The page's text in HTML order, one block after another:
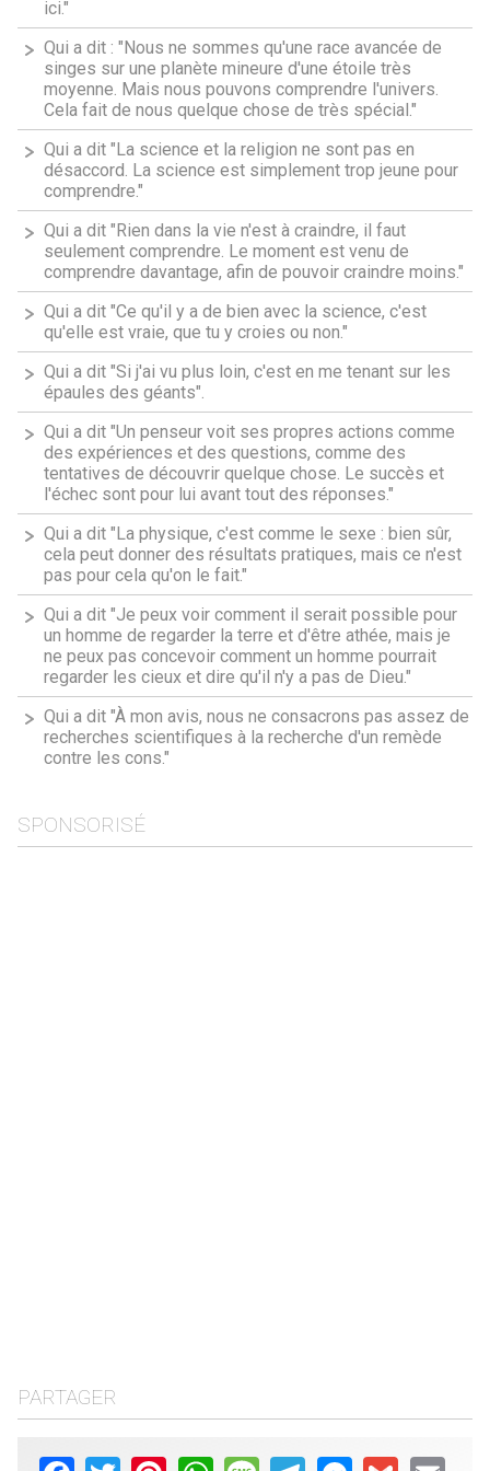
ici."
Qui a dit : "Nous ne sommes qu'une race avancée de
singes sur une planète mineure d'une étoile très
moyenne. Mais nous pouvons comprendre l'univers.
Cela fait de nous quelque chose de très spécial."
Qui a dit "La science et la religion ne sont pas en
désaccord. La science est simplement trop jeune pour
comprendre."
Qui a dit "Rien dans la vie n'est à craindre, il faut
seulement comprendre. Le moment est venu de
comprendre davantage, afin de pouvoir craindre moins."
Qui a dit "Ce qu'il y a de bien avec la science, c'est
qu'elle est vraie, que tu y croies ou non."
Qui a dit "Si j'ai vu plus loin, c'est en me tenant sur les
épaules des géants".
Qui a dit "Un penseur voit ses propres actions comme
des expériences et des questions, comme des
tentatives de découvrir quelque chose. Le succès et
l'échec sont pour lui avant tout des réponses."
Qui a dit "La physique, c'est comme le sexe : bien sûr,
cela peut donner des résultats pratiques, mais ce n'est
pas pour cela qu'on le fait."
Qui a dit "Je peux voir comment il serait possible pour
un homme de regarder la terre et d'être athée, mais je
ne peux pas concevoir comment un homme pourrait
regarder les cieux et dire qu'il n'y a pas de Dieu."
Qui a dit "À mon avis, nous ne consacrons pas assez de
recherches scientifiques à la recherche d'un remède
contre les cons."
SPONSORISÉ
PARTAGER
Facebook
Twitter PinterestWhatsAppMessageTelegramMessenger
Gmail Email